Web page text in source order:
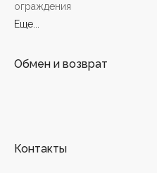
ограждения
Еще...
Обмен и возврат
Контакты